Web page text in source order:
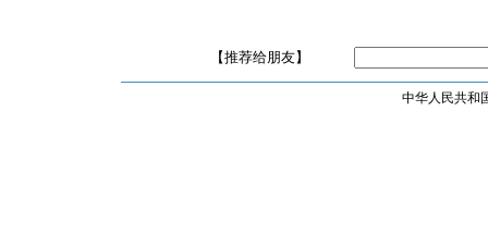
【推荐给朋友】
中华人民共和